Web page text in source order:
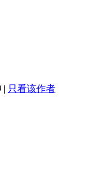
| 只看该作者